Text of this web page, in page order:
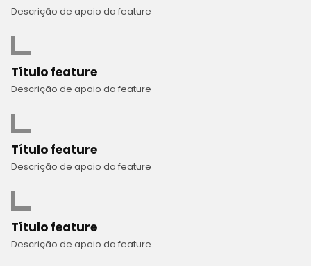
Descrição de apoio da feature
Título feature
Descrição de apoio da feature
Título feature
Descrição de apoio da feature
Título feature
Descrição de apoio da feature